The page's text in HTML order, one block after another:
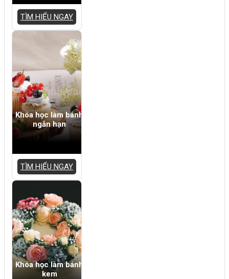
TÌM HIỂU NGAY
Khóa học làm bánh
ngắn hạn
TÌM HIỂU NGAY
Khóa học làm bánh
kem